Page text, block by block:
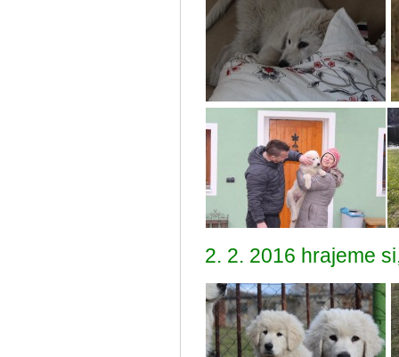
2. 2. 2016 hrajeme